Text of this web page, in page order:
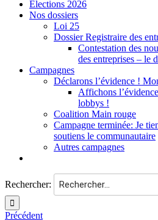
Élections 2026
Nos dossiers
Loi 25
Dossier Registraire des
Contestation des
des entreprises – le
Campagnes
Déclarons l’évidence !
Affichons
lobbys !
Coalition Main rouge
Campagne terminée: Je
soutiens le communautaire
Autres campagnes
Rechercher:
Précédent